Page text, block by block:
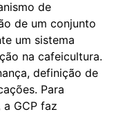
de
de um conjunto
um sistema
na cafeicultura.
definição de
Para
GCP faz